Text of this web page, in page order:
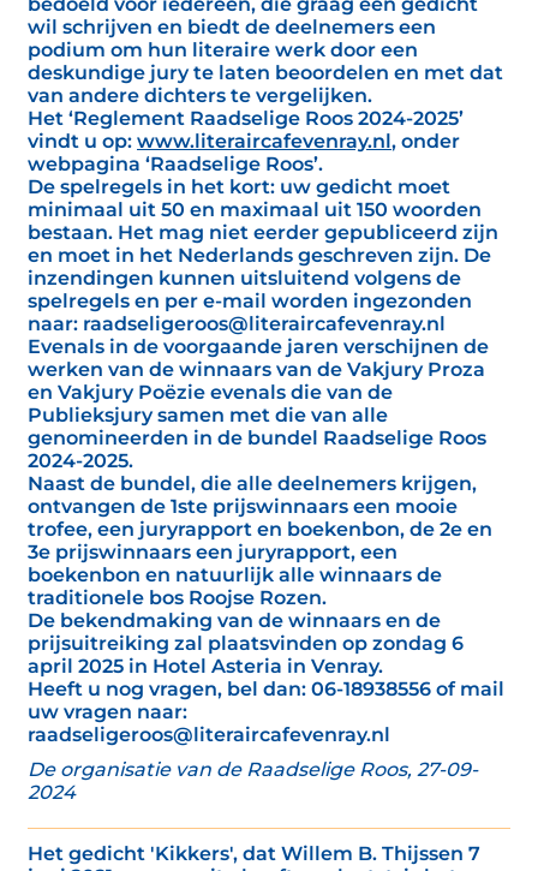
wil schrijven en biedt de deelnemers een
podium om hun literaire werk door een
deskundige jury te laten beoordelen en met dat
van andere dichters te vergelijken.
Het ‘Reglement Raadselige Roos 2024-2025’
vindt u op: www.literaircafevenray.nl, onder
webpagina ‘Raadselige Roos’.
De spelregels in het kort: uw gedicht moet
minimaal uit 50 en maximaal uit 150 woorden
bestaan. Het mag niet eerder gepubliceerd zijn
en moet in het Nederlands geschreven zijn. De
inzendingen kunnen uitsluitend volgens de
spelregels en per e-mail worden ingezonden
naar: raadseligeroos@literaircafevenray.nl
Evenals in de voorgaande jaren verschijnen de
werken van de winnaars van de Vakjury Proza
en Vakjury Poëzie evenals die van de
Publieksjury samen met die van alle
genomineerden in de bundel Raadselige Roos
2024-2025.
Naast de bundel, die alle deelnemers krijgen,
ontvangen de 1ste prijswinnaars een mooie
trofee, een juryrapport en boekenbon, de 2e en
3e prijswinnaars een juryrapport, een
boekenbon en natuurlijk alle winnaars de
traditionele bos Roojse Rozen.
De bekendmaking van de winnaars en de
prijsuitreiking zal plaatsvinden op zondag 6
april 2025 in Hotel Asteria in Venray.
Heeft u nog vragen, bel dan: 06-18938556 of mail
uw vragen naar:
raadseligeroos@literaircafevenray.nl
De organisatie van de Raadselige Roos, 27-09-
2024
Het gedicht 'Kikkers', dat Willem B. Thijssen 7